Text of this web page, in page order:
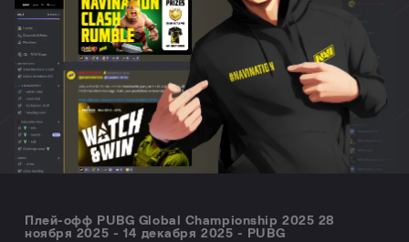
Плей-офф PUBG Global Championship 2025 28
ноября 2025 - 14 декабря 2025 - PUBG